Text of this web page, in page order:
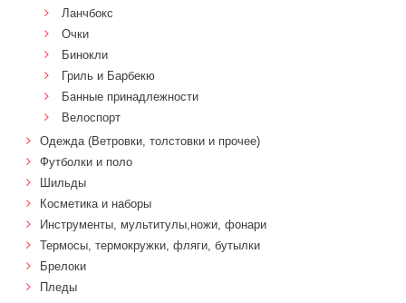
Ланчбокс
Очки
Бинокли
Гриль и Барбекю
Банные принадлежности
Велоспорт
Одежда (Ветровки, толстовки и прочее)
Футболки и поло
Шильды
Косметика и наборы
Инструменты, мультитулы,ножи, фонари
Термосы, термокружки, фляги, бутылки
Брелоки
Пледы